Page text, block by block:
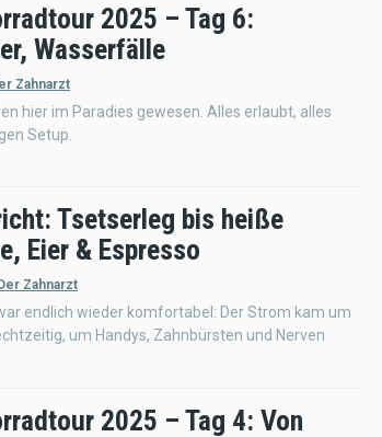
2025 – Tag 6:
Wasserfälle
Zahnarzt
hier im Paradies gewesen. Alles erlaubt, alles
Setup.
Tsetserleg bis heiße
Eier & Espresso
Der Zahnarzt
endlich wieder komfortabel: Der Strom kam um
um Handys, Zahnbürsten und Nerven
2025 – Tag 4: Von